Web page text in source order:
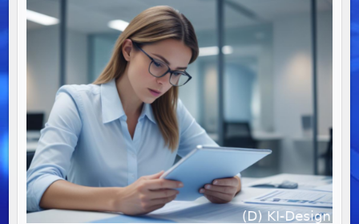
CHECKLISTE
DOWNLOAD